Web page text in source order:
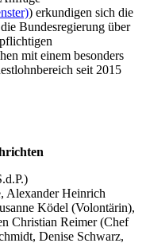
) erkundigen sich die
Bundesregierung über
mit einem besonders
seit 2015
Alexander Heinrich
Ködel (Volontärin),
Christian Reimer (Chef
Denise Schwarz,